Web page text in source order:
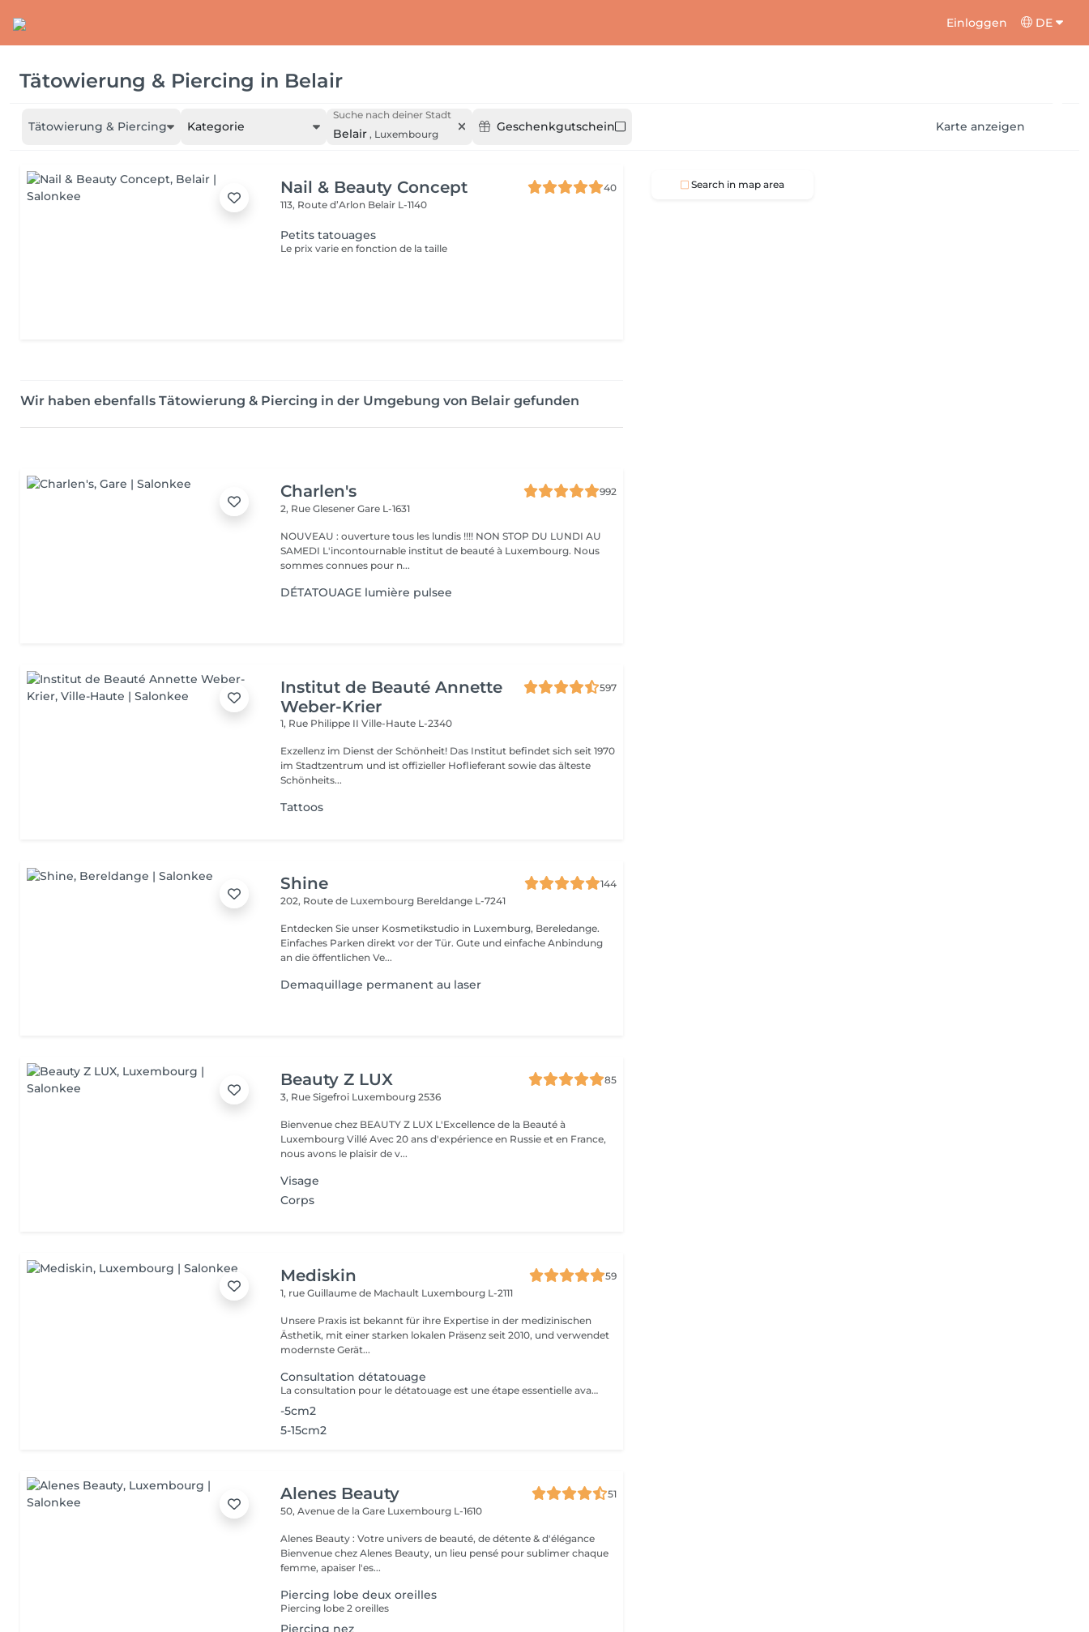
Einloggen DE
Tätowierung & Piercing in Belair
Tätowierung & Piercing Kategorie
Suche nach deiner Stadt
Belair, Luxembourg
Geschenkgutschein Karte anzeigen
Nail & Beauty Concept
40
113, Route d’Arlon Belair L-1140
Petits tatouages
Le prix varie en fonction de la taille
Wir haben ebenfalls Tätowierung & Piercing in der Umgebung von Belair gefunden
Charlen's
992
2, Rue GlesenerGare L-1631
NOUVEAU : ouverture tous les lundis !!!! NON STOP DU LUNDI AU
SAMEDI L'incontournable institut de beauté à Luxembourg. Nous
sommes connues pour n...
DÉTATOUAGE lumière pulsee
Institut de Beauté Annette
Weber-Krier
597
1, Rue Philippe IIVille-Haute L-2340
Exzellenz im Dienst der Schönheit! Das Institut befindet sich seit 1970
im Stadtzentrum und ist offizieller Hoflieferant sowie das älteste
Schönheits...
Tattoos
Shine
144
202, Route de Luxembourg Bereldange L-7241
Entdecken Sie unser Kosmetikstudio in Luxemburg, Bereledange.
Einfaches Parken direkt vor der Tür. Gute und einfache Anbindung
an die öffentlichen Ve...
Demaquillage permanent au laser
Beauty Z LUX
85
3, Rue Sigefroi Luxembourg 2536
Bienvenue chez BEAUTY Z LUX L'Excellence de la Beauté à
Luxembourg Villé Avec 20 ans d'expérience en Russie et en France,
nous avons le plaisir de v...
Visage
Corps
Mediskin
59
1, rue Guillaume de Machault Luxembourg L-2111
Unsere Praxis ist bekannt für ihre Expertise in der medizinischen
Ästhetik, mit einer starken lokalen Präsenz seit 2010, und verwendet
modernste Gerät...
Consultation détatouage
La consultation pour le détatouage est une étape essentielle avant le traitement. Elle permet d'évaluer la taille, les couleurs et la profondeur du tatouage, ainsi que le type de peau du patient. Le professionnel explique le déroulement du traitement, le nombre de séances nécessaires et les éventuels effets secondaires. C'est aussi le moment pour poser toutes vos questions et discuter des attentes en termes de résultats
-5cm2
5-15cm2
Alenes Beauty
51
50, Avenue de la Gare Luxembourg L-1610
Alenes Beauty : Votre univers de beauté, de détente & d'élégance
Bienvenue chez Alenes Beauty, un lieu pensé pour sublimer chaque
femme, apaiser l'es...
Piercing lobe deux oreilles
Piercing lobe 2 oreilles
Piercing nez
Search in map area